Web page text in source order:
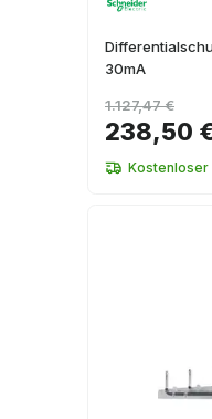
30mA
238,50
1.127,47 €
Kostenloser